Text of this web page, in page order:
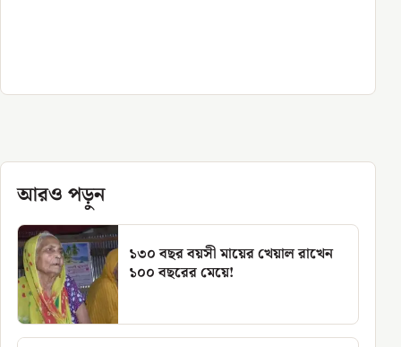
আরও পড়ুন
১৩০ বছর বয়সী মায়ের খেয়াল রাখেন
১০০ বছরের মেয়ে!